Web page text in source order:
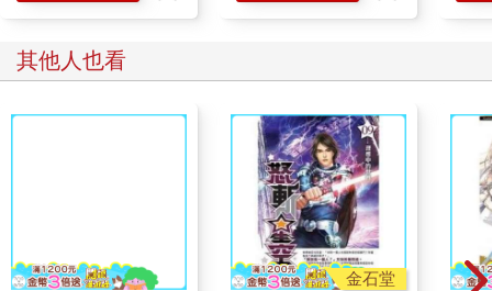
都不過是四維體的橫切面。
也就是說：當我遇見你時，我遇見的你是四維的一個截面，並沒
要看到你的四維自我，必須要看到你生命中從出生到死亡的每一
個截面或時刻，並將每個瞬間看成是共存的。
我要聚焦的點，應該包括你在地球上經歷過的所有感官印象，還
要納入你可能會遭遇到的感官印象。
我應該要把它們看成是一個當下的整體，而不是按照你所經歷的
順序，一個接一個地觀看。因為變化是四維尺度的特徵，所以我
應該把它們看成是一個鮮活、有生命力的整體，是處於不斷變化
其他人也看
金石堂